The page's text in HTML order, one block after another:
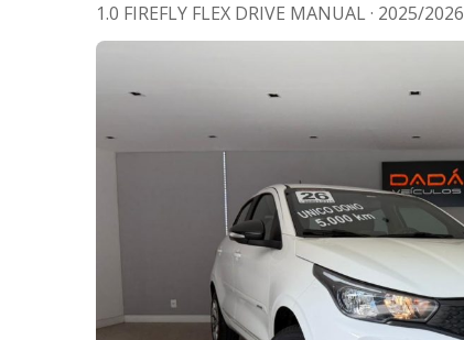
1.0 FIREFLY FLEX DRIVE MANUAL · 2025/2026